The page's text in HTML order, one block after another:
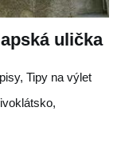
ulička
Tipy na výlet
,